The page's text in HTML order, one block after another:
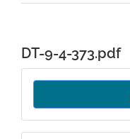
Auteurs
DT-9-4-373.pdf